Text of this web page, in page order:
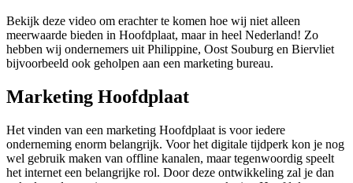
Bekijk deze video om erachter te komen hoe wij niet alleen
meerwaarde bieden in Hoofdplaat, maar in heel Nederland! Zo
hebben wij ondernemers uit Philippine, Oost Souburg en Biervliet
bijvoorbeeld ook geholpen aan een marketing bureau.
Marketing Hoofdplaat
Het vinden van een marketing Hoofdplaat is voor iedere
onderneming enorm belangrijk. Voor het digitale tijdperk kon je nog
wel gebruik maken van offline kanalen, maar tegenwoordig speelt
het internet een belangrijke rol. Door deze ontwikkeling zal je dan